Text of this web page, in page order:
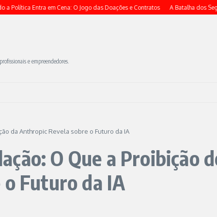
Entra em Cena: O Jogo das Doações e Contratos A Batalha dos
e empreendedores.
da Anthropic Revela sobre o Futuro da IA
O Que a Proibição
Futuro da IA